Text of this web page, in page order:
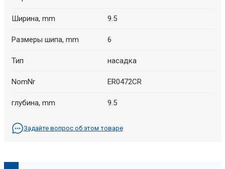
Ширина, mm 9.5
Размеры шипа, mm 6
Тип насадка
NomNr ER0472CR
глубина, mm 9.5
Задайте вопрос об этом товаре